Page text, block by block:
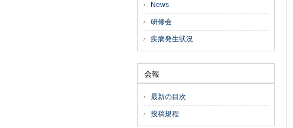
News
研修会
疾病発生状況
会報
最新の目次
投稿規程